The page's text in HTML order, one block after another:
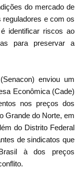
do mercado de
e com os
identificar riscos ao
para preservar a
enviou um
Econômica (Cade)
nos preços dos
Grande do Norte, em
do Distrito Federal
de sindicatos que
à dos preços